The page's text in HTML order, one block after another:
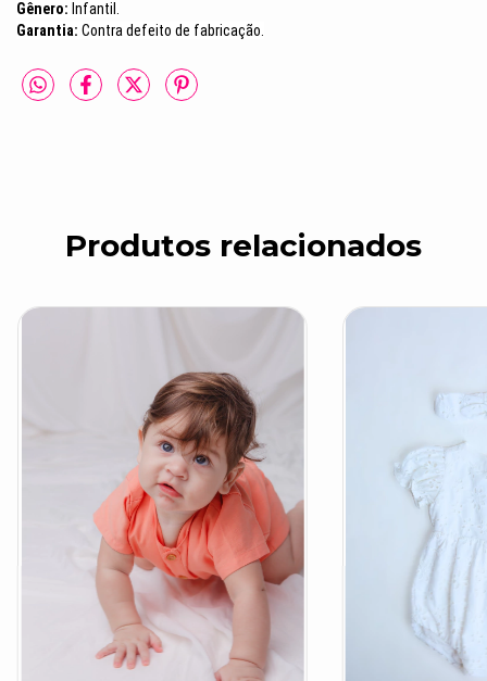
Gênero: Infantil.
Garantia: Contra defeito de fabricação.
Produtos relacionados